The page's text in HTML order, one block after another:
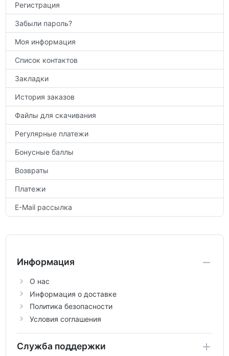
Регистрация
Забыли пароль?
Моя информация
Список контактов
Закладки
История заказов
Файлы для скачивания
Регулярные платежи
Бонусные баллы
Возвраты
Платежи
E-Mail рассылка
Информация
О нас
Информация о доставке
Политика безопасности
Условия соглашения
Служба поддержки